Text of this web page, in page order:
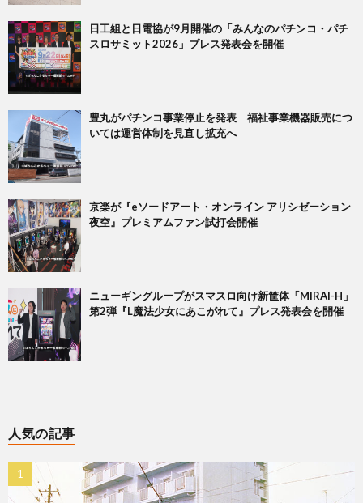
日工組と日電協が9月開催の「みんなのパチンコ・パチ
スロサミット2026」プレス発表会を開催
豊丸がパチンコ事業停止を発表 福祉事業機器販売につ
いては運営体制を見直し拡充へ
京楽が『eソードアート・オンライン アリシゼーション
夜空』プレミアムファン試打会開催
ニューギングループがスマスロ向け新筐体「MIRAI-H」
第2弾『L魔法少女にあこがれて』プレス発表会を開催
人気の記事